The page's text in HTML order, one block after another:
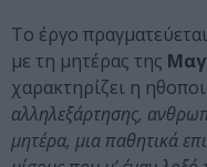
Το έργο
με τη μητέρας της
χαρακτηρίζει η
αλληλεξάρτησης,
μητέρα, μια παθητικά